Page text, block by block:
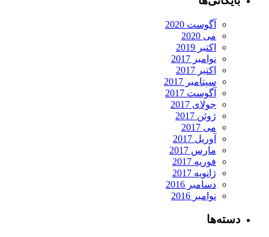
آگوست 2020
می 2020
اکتبر 2019
نوامبر 2017
اکتبر 2017
سپتامبر 2017
آگوست 2017
جولای 2017
ژوئن 2017
می 2017
آوریل 2017
مارس 2017
فوریه 2017
ژانویه 2017
دسامبر 2016
نوامبر 2016
دسته‌ها